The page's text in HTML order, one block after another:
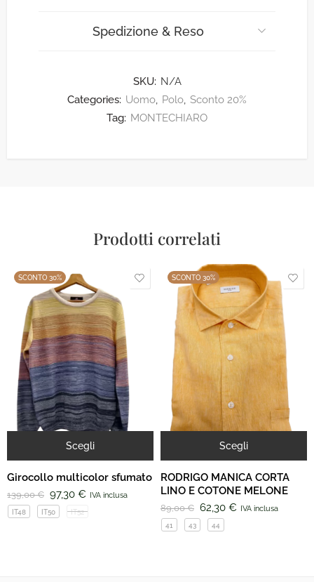
Spedizione & Reso
SKU: N/A
Categories: Uomo Polo Sconto 20%
Tag: MONTECHIARO
Prodotti correlati
SCONTO 30%
Scegli
Girocollo multicolor sfumato
139,00€ 97,30 € IVA inclusa
IT48 IT50 IT52
SCONTO 30%
Scegli
RODRIGO MANICA CORTA
LINO E COTONE MELONE
89,00€ 62,30 € IVA inclusa
41 43 44